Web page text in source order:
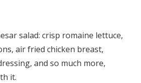
salad: crisp romaine lettuce,
air fried chicken breast,
and so much more,
it.